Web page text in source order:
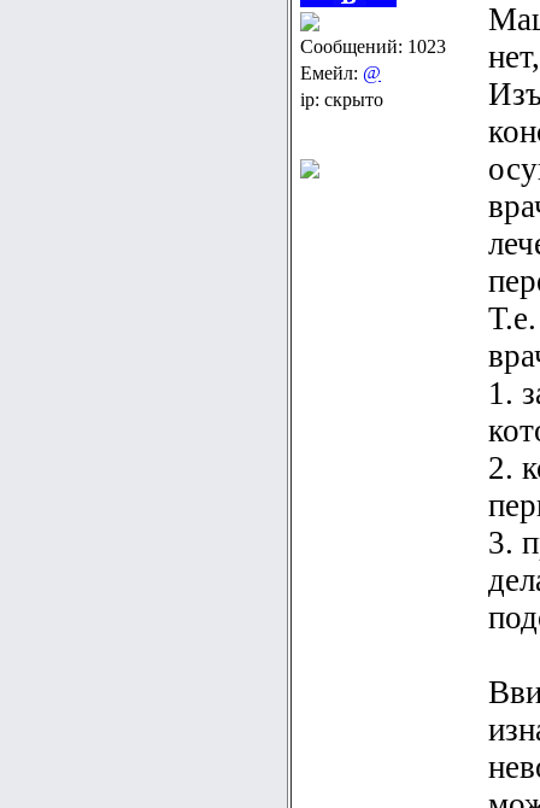
Сообщений: 1023
Емейл: @
ip: скрыто
1.
2.
3.